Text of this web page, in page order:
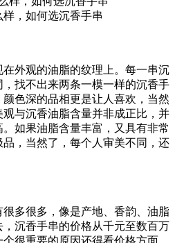
，如何选沉香手串
外观的油脂的纹理上。每一串沉
找不出来两条一模一样的沉香手
色深的品相更是让人喜欢，当然
与沉香油脂含量并非成正比，并
如果油脂含量丰富，又具有非常
，当然了，每个人审美不同，还
多很多，像是产地、香韵、油脂
沉香手串的价格从千元至数百万
很重要的原因还得看价格方面，